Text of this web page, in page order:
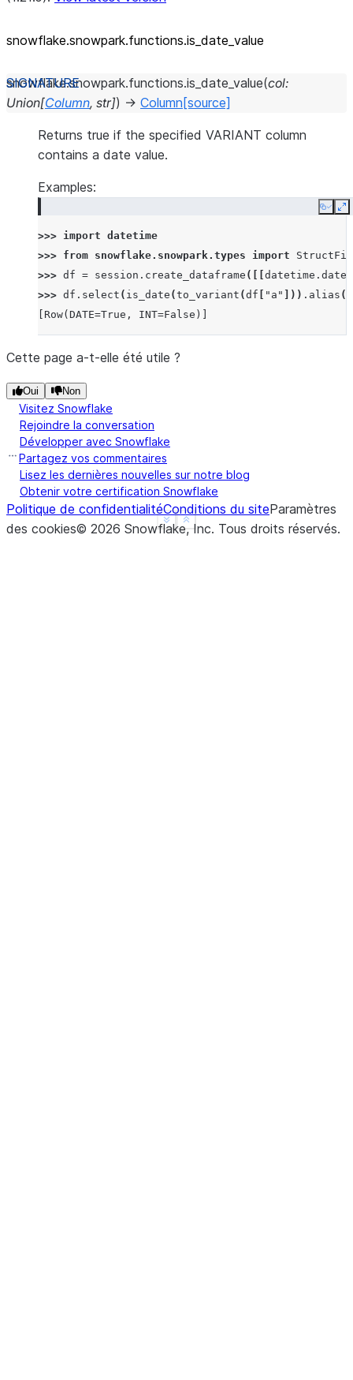
snowflake.snowpark.functions.is_ date_ value
snowflake.snowpark.functions.is_date_value(col:
Union[Column, str]) → Column [source]
Returns true if the specified VARIANT column
contains a date value.
Examples:
Copy
>>> import datetime
>>> from snowflake.snowpark.types import
>>> df = session . create_dataframe ([[ datetime . date
>>> df . select ( is_date (to_variant (df "a" ])) . alias (
[Row(DATE=True, INT=False)]
Show less
See more
Cette page a-t-elle été utile ?
Oui Non
Visitez Snowflake
Rejoindre la conversation
Développer avec Snowflake
Partagez vos commentaires
Lisez les dernières nouvelles sur notre blog
Obtenir votre certification Snowflake
Politique de confidentialitéConditions du siteParamètres
des cookies© 2026 Snowflake, Inc. Tous droits réservés.